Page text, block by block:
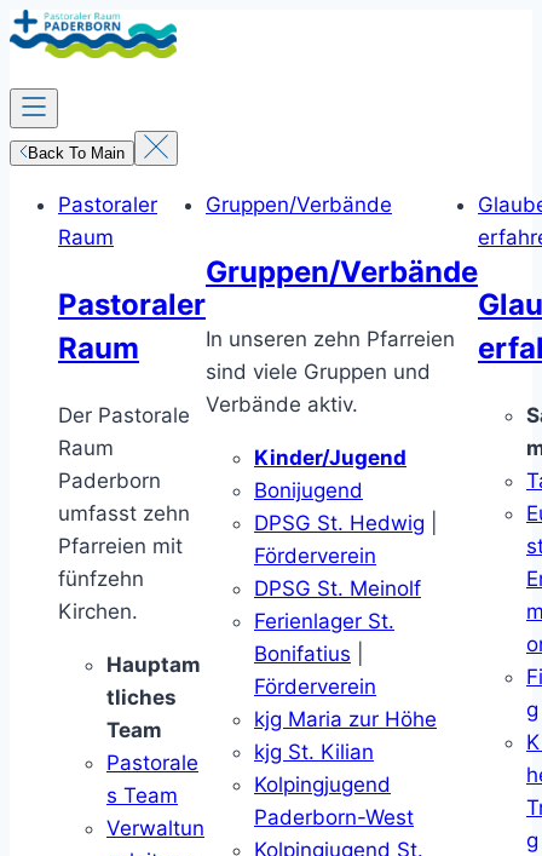
Zum
Inhalt
springen
Back To Main
Pastoraler
Raum
Pastoraler
Raum
Der Pastorale
Raum
Paderborn
umfasst zehn
Pfarreien mit
fünfzehn
Kirchen.
Hauptam
tliches
Team
Pastorale
s Team
Verwaltun
Gruppen/Verbände
Gruppen/Verbände
In unseren zehn Pfarreien
sind viele Gruppen und
Verbände aktiv.
Kinder/Jugend
Bonijugend
DPSG St. Hedwig
Förderverein
DPSG St. Meinolf
Ferienlager St.
Bonifatius
Förderverein
kjg Maria zur Höhe
kjg St. Kilian
Kolpingjugend
Paderborn-West
Kolpingjugend St.
g
g